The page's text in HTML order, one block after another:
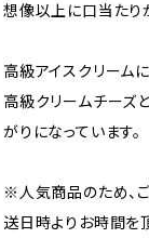
想像以上に口当たり
高級アイスクリーム
高級クリームチーズ
がりになっています。
※人気商品のため、
送日時よりお時間を